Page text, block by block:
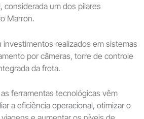
considerada um dos pilares
Marron.
realizados em sistemas
por câmeras, torre de controle
da frota.
ferramentas tecnológicas vêm
a eficiência operacional, otimizar o